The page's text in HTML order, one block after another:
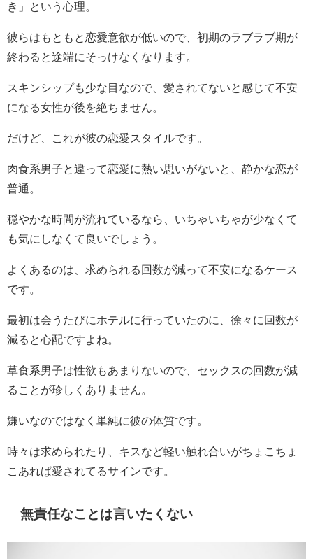
き」という心理。
彼らはもともと恋愛意欲が低いので、初期のラブラブ期が
終わると途端にそっけなくなります。
スキンシップも少な目なので、愛されてないと感じて不安
になる女性が後を絶ちません。
だけど、これが彼の恋愛スタイルです。
肉食系男子と違って恋愛に熱い思いがないと、静かな恋が
普通。
穏やかな時間が流れているなら、いちゃいちゃが少なくて
も気にしなくて良いでしょう。
よくあるのは、求められる回数が減って不安になるケース
です。
最初は会うたびにホテルに行っていたのに、徐々に回数が
減ると心配ですよね。
草食系男子は性欲もあまりないので、セックスの回数が減
ることが珍しくありません。
嫌いなのではなく単純に彼の体質です。
時々は求められたり、キスなど軽い触れ合いがちょこちょ
こあれば愛されてるサインです。
無責任なことは言いたくない